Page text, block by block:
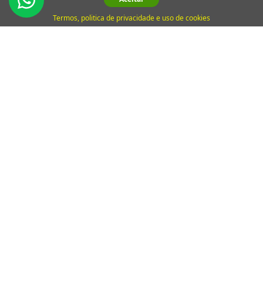
Termos, politica de privacidade e uso de cookies